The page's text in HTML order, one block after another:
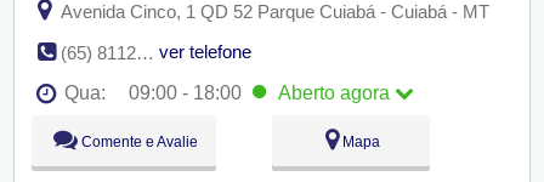
Avenida Cinco, 1 QD 52 Parque Cuiabá - Cuiabá - MT
(65) 8112-8676
ver telefone
Qua:
09:00 - 18:00 Aberto agora
Seg:
Ter:
09:00 - 18:00
Qua:
09:00 - 18:00 Abertoagora
Comente e Avalie Mapa